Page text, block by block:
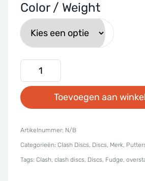
Color / Weight
Clash
Discs
-
Fudge
aantal
Toevoegen aan
Artikelnummer: N/B
Categorieën: Clash Discs, Discs, Merk,
Tags: Clash, clash discs, Discs, Fudge,